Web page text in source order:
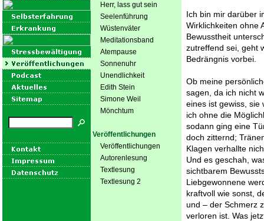
Herr, lass gut sein
Seelenführung
Wüstenväter
Meditationsband
Atempause
Sonnenuhr
Unendlichkeit
Edith Stein
Simone Weil
Mönchtum
Veröffentlichungen
Veröffentlichungen
Autorenlesung
Textlesung
Textlesung 2
Ich bin mir darüber
Wirklichkeiten ohne
Bewusstheit
zutreffend sei, geht
Bedrängnis vorbei.
Ob meine
sagen, da ich nicht
eines ist gewiss, sie
ich ohne die
sodann ging eine
doch zitternd;
Klagen verhallte
Und es geschah,
sichtbarem
Liebgewonnene
kraftvoll wie sonst,
und – der Schmerz
verloren ist. Was